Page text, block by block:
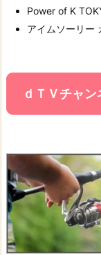
Power of K
アイムソーリー
ｄＴＶチャ